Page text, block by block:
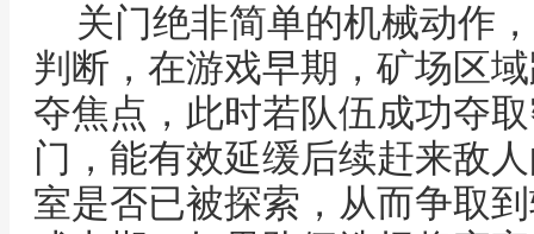
关门绝非简单的机械动作
判断，在游戏早期，矿场区
夺焦点，此时若队伍成功夺
门，能有效延缓后续赶来敌
室是否已被探索，从而争取